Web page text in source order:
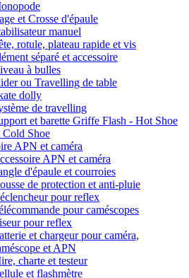
et Crosse d'épaule
manuel
rotule, plateau rapide et vis
séparé et accessoire
à bulles
ou Travelling de table
dolly
de travelling
et barette Griffe Flash - Hot Shoe
Shoe
APN et caméra
APN et caméra
d'épaule et courroies
de protection et anti-pluie
pour reflex
pour caméscopes
pour reflex
et chargeur pour caméra,
et APN
charte et testeur
et flashmètre